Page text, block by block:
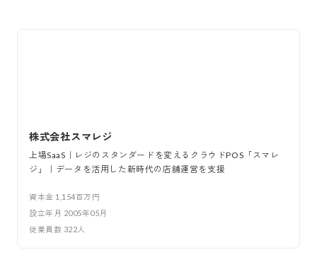
株式会社スマレジ
上場SaaS｜レジのスタンダードを変えるクラウドPOS「スマレ
ジ」｜データを活用した新時代の店舗運営を支援
資本金 1,154百万円
設立年月 2005年05月
従業員数 322人